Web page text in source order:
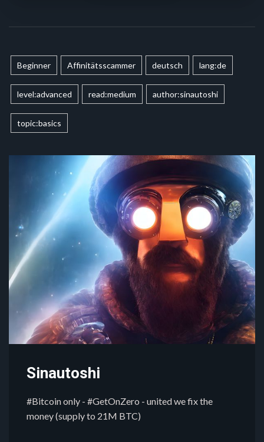
Beginner Affinitätsscammer deutsch lang:de
level:advanced read:medium author:sinautoshi
topic:basics
Sinautoshi
#Bitcoin only - #GetOnZero - united we fix the
money (supply to 21M BTC)